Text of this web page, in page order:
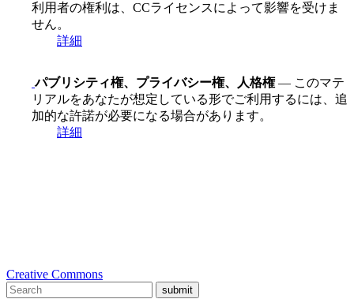
利用者の権利は、CCライセンスによって影響を受けま
せん。
詳細
パブリシティ権、プライバシー権、人格権— このマテ
リアルをあなたが想定している形でご利用するには、追
加的な許諾が必要になる場合があります。
詳細
Creative Commons
submit